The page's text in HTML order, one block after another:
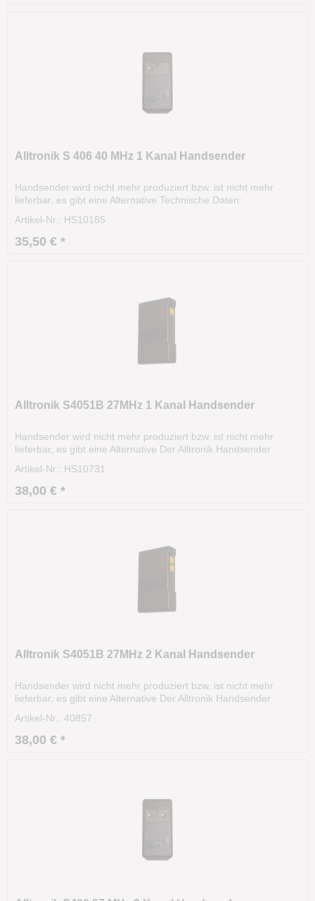
Alltronik S 406 40 MHz 1 Kanal Handsender
Handsender wird nicht mehr produziert bzw. ist nicht mehr
lieferbar, es gibt eine Alternative Technische Daten:
DIP-Schalter Gehäusefarbe: grau Tastenfarbe: grau Größe: 105
x 60 x 30 mm Unsere alte Artikelnummer: 2307
Artikel-Nr.: HS10185
35,50 € *
Alltronik S4051B 27MHz 1 Kanal Handsender
Handsender wird nicht mehr produziert bzw. ist nicht mehr
lieferbar, es gibt eine Alternative Der Alltronik Handsender
27.015 MHz und 40.685 MHz vertrieben. Bitte überprüfen Sie
Ihre Frequenz. Sollte Ihr Handsender die...
Artikel-Nr.: HS10731
38,00 € *
Alltronik S4051B 27MHz 2 Kanal Handsender
Handsender wird nicht mehr produziert bzw. ist nicht mehr
lieferbar, es gibt eine Alternative Der Alltronik Handsender
27.015 MHz und 40.685 MHz vertrieben. Bitte überprüfen Sie
Ihre Frequenz. Sollte Ihr Handsender die...
Artikel-Nr.: 40857
38,00 € *